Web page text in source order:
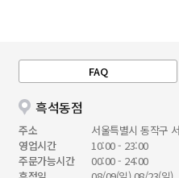
FAQ
흑석동점
주소
서울특별시 동작구
영업시간
10:00 - 23:00
주문가능시간
00:00 - 24:00